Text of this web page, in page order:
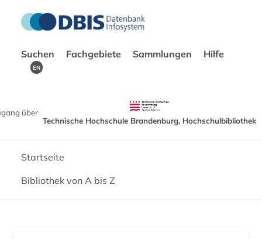
Suchen Fachgebiete Sammlungen Hilfe
EN
über
Technische Hochschule Brandenburg, Hochschulbibliothek
Startseite
Bibliothek von A bis Z